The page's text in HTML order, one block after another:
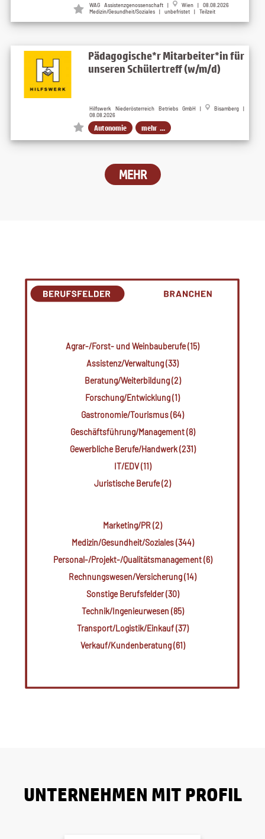
WAG Assistenzgenossenschaft | Wien | 08.08.2026
Medizin/Gesundheit/Soziales | unbefristet | Teilzeit
Pädagogische*r Mitarbeiter*in für
unseren Schülertreff (w/m/d)
Hilfswerk Niederösterreich Betriebs GmbH |
Bisamberg |
08.08.2026
Autonomie mehr ...
MEHR
Agrar-/Forst- und Weinbauberufe (15)
Assistenz/Verwaltung (33)
Beratung/Weiterbildung (2)
Forschung/Entwicklung (1)
Gastronomie/Tourismus (64)
Geschäftsführung/Management (8)
Gewerbliche Berufe/Handwerk (231)
IT/EDV (11)
Juristische Berufe (2)
Marketing/PR (2)
Medizin/Gesundheit/Soziales (344)
Personal-/Projekt-/Qualitätsmanagement (6)
Rechnungswesen/Versicherung (14)
Sonstige Berufsfelder (30)
Technik/Ingenieurwesen (85)
Transport/Logistik/Einkauf (37)
Verkauf/Kundenberatung (61)
UNTERNEHMEN MIT PROFIL